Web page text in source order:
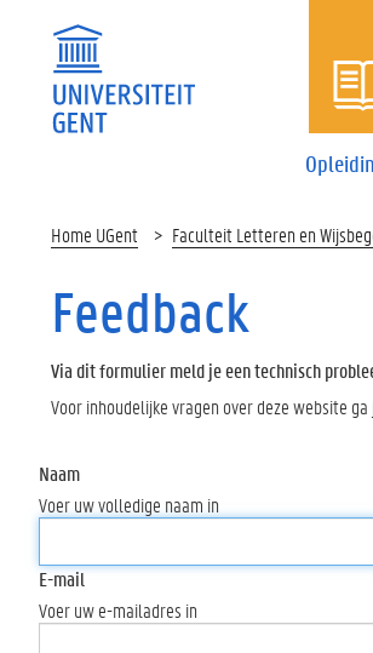
Home UGent Faculteit Letteren en
Feedback
Via dit formulier meld je een technisch
Voor inhoudelijke vragen over deze website ga
Naam
Voer uw volledige naam in
E-mail
Voer uw e-mailadres in